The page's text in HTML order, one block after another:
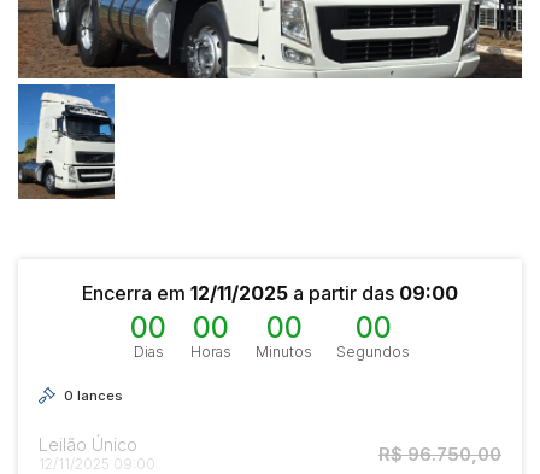
Encerra em 12/11/2025 a partir das 09:00
00
Dias
00
Horas
00
Minutos
00
Segundos
0 lances
Leilão Único
12/11/2025 09:00 R$ 96.750,00